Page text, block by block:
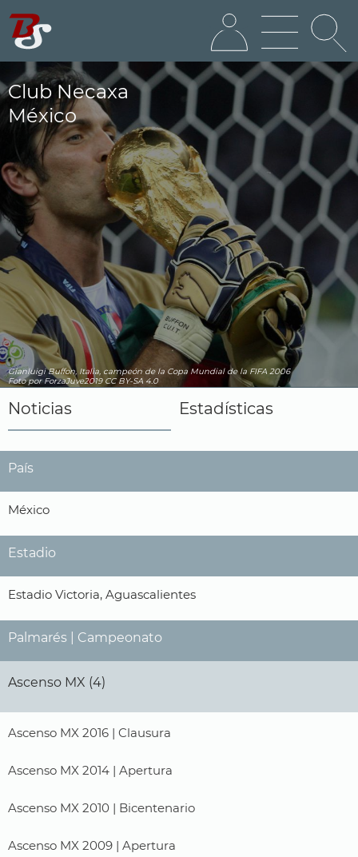
Club Necaxa
México
Gianluigi Buffon, Italia, campeón de la Copa Mundial de la FIFA 2006
Foto por ForzaJuve2019 CC BY-SA 4.0
Noticias Estadísticas
País
México
Estadio
Estadio Victoria, Aguascalientes
Palmarés | Campeonato
Ascenso MX (4)
Ascenso MX 2016 | Clausura
Ascenso MX 2014 | Apertura
Ascenso MX 2010 | Bicentenario
Ascenso MX 2009 | Apertura